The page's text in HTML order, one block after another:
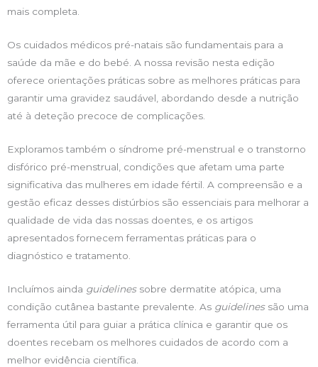
mais completa.
Os cuidados médicos pré-natais são fundamentais para a
saúde da mãe e do bebé. A nossa revisão nesta edição
oferece orientações práticas sobre as melhores práticas para
garantir uma gravidez saudável, abordando desde a nutrição
até à deteção precoce de complicações.
Exploramos também o síndrome pré-menstrual e o transtorno
disfórico pré-menstrual, condições que afetam uma parte
significativa das mulheres em idade fértil. A compreensão e a
gestão eficaz desses distúrbios são essenciais para melhorar a
qualidade de vida das nossas doentes, e os artigos
apresentados fornecem ferramentas práticas para o
diagnóstico e tratamento.
Incluímos ainda guidelinessobre dermatite atópica, uma
condição cutânea bastante prevalente. As guidelinessão uma
ferramenta útil para guiar a prática clínica e garantir que os
doentes recebam os melhores cuidados de acordo com a
melhor evidência científica.